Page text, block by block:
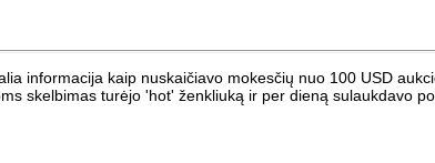
informacija kaip nuskaičiavo mokesčių nuo 100 USD
skelbimas turėjo 'hot' ženkliuką ir per dieną sulaukdavo